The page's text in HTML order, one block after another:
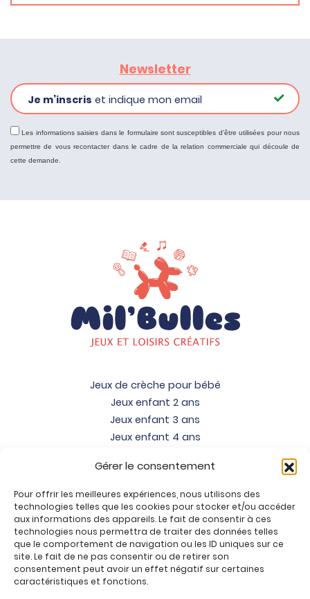
Gérer le consentement
Pour offrir les meilleures expériences, nous utilisons des
technologies telles que les cookies pour stocker et/ou accéder
aux informations des appareils. Le fait de consentir à ces
technologies nous permettra de traiter des données telles
que le comportement de navigation ou les ID uniques sur ce
site. Le fait de ne pas consentir ou de retirer son
consentement peut avoir un effet négatif sur certaines
caractéristiques et fonctions.
Newsletter
Je m’inscris et indique mon email
Les informations saisies dans le formulaire sont susceptibles d'être utilisées pour nous
permettre de vous recontacter dans le cadre de la relation commerciale qui découle de
cette demande.
Jeux de crèche pour bébé
Jeux enfant 2 ans
Jeux enfant 3 ans
Jeux enfant 4 ans
Jeux enfant 6 ans
Jeux enfant 7 ans
Jeux enfant 8 ans
Jeux enfant 9 ans
Jeux enfant 10 ans
Jeux enfant 11 ans
Jeux enfant 12 ans